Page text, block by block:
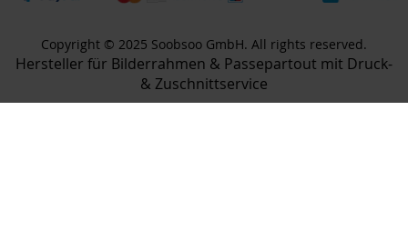
Copyright © 2025 Soobsoo GmbH. All rights reserved.
Hersteller für Bilderrahmen & Passepartout mit Druck-
& Zuschnittservice